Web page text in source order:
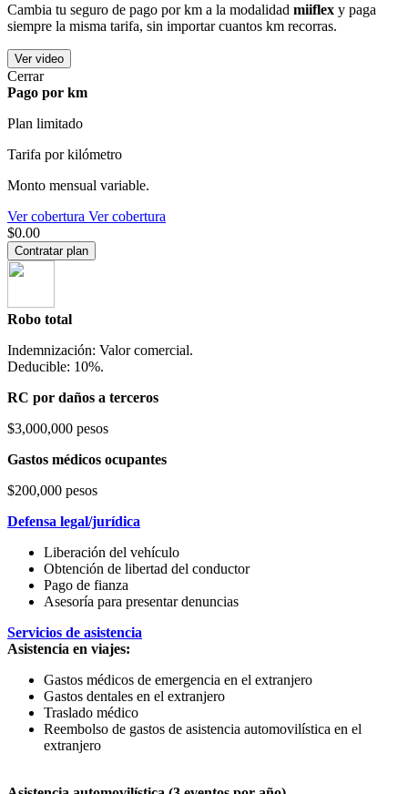
Cambia tu seguro de pago por km a la modalidad miiflex y paga
siempre la misma tarifa, sin importar cuantos km recorras.
Ver video
Cerrar
Pago por km
Plan limitado
Tarifa por kilómetro
Monto mensual variable.
Ver cobertura Ver cobertura
$0.00
Contratar plan
Robo total
Indemnización: Valor comercial.
Deducible: 10%.
RC por daños a terceros
$3,000,000 pesos
Gastos médicos ocupantes
$200,000 pesos
Defensa legal/jurídica
Liberación del vehículo
Obtención de libertad del conductor
Pago de fianza
Asesoría para presentar denuncias
Servicios de asistencia
Asistencia en viajes:
Gastos médicos de emergencia en el extranjero
Gastos dentales en el extranjero
Traslado médico
Reembolso de gastos de asistencia automovilística en el
extranjero